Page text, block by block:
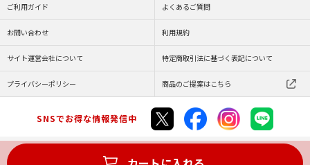
ご利用ガイド よくあるご質問
お問い合わせ 利用規約
サイト運営会社について 特定商取引法に基づく表記について
プライバシーポリシー 商品のご提案はこちら
SNSでお得な情報発信中